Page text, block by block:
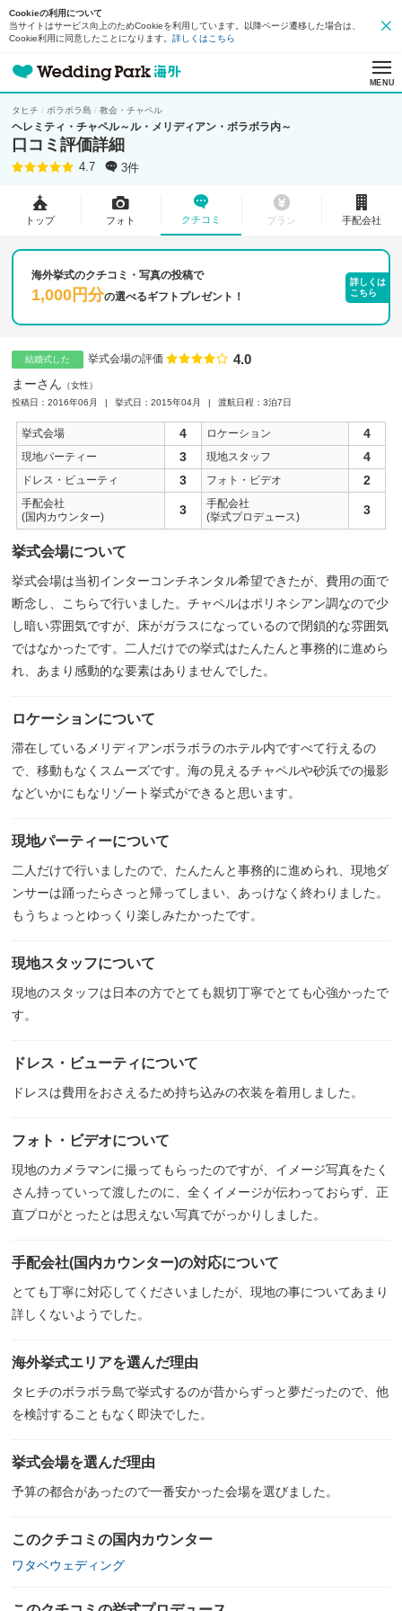
Cookieの利用について
当サイトはサービス向上のためCookieを利用しています。以降ページ遷移した場合は、
Cookie利用に同意したことになります。 詳しくはこちら
MENU
タヒチ ボラボラ島 教会・チャペル
ヘレミティ・チャペル～ル・メリディアン・ボラボラ内～
口コミ評価詳細
4.7 3件
トップ フォト クチコミ プラン 手配会社
海外挙式のクチコミ・写真の投稿で
1,000円分の選べるギフトプレゼント！
詳しくは
こちら
結婚式した 挙式会場の評価 点数
4.0
まーさん
女性
投稿日：2016年06月
挙式日：2015年04月 渡航日程：3泊7日
挙式会場 4 ロケーション 4
現地パーティー 3 現地スタッフ 4
ドレス・ビューティ 3 フォト・ビデオ 2
手配会社
(国内カウンター)
3
手配会社
(挙式プロデュース)
3
挙式会場について
挙式会場は当初インターコンチネンタル希望できたが、費用の面で
断念し、こちらで行いました。チャペルはポリネシアン調なので少
し暗い雰囲気ですが、床がガラスになっているので閉鎖的な雰囲気
ではなかったです。二人だけでの挙式はたんたんと事務的に進めら
れ、あまり感動的な要素はありませんでした。
ロケーションについて
滞在しているメリディアンボラボラのホテル内ですべて行えるの
で、移動もなくスムーズです。海の見えるチャペルや砂浜での撮影
などいかにもなリゾート挙式ができると思います。
現地パーティーについて
二人だけで行いましたので、たんたんと事務的に進められ、現地ダ
ンサーは踊ったらさっと帰ってしまい、あっけなく終わりました。
もうちょっとゆっくり楽しみたかったです。
現地スタッフについて
現地のスタッフは日本の方でとても親切丁寧でとても心強かったで
す。
ドレス・ビューティについて
ドレスは費用をおさえるため持ち込みの衣装を着用しました。
フォト・ビデオについて
現地のカメラマンに撮ってもらったのですが、イメージ写真をたく
さん持っていって渡したのに、全くイメージが伝わっておらず、正
直プロがとったとは思えない写真でがっかりしました。
手配会社(国内カウンター)の対応について
とても丁寧に対応してくださいましたが、現地の事についてあまり
詳しくないようでした。
海外挙式エリアを選んだ理由
タヒチのボラボラ島で挙式するのが昔からずっと夢だったので、他
を検討することもなく即決でした。
挙式会場を選んだ理由
予算の都合があったので一番安かった会場を選びました。
このクチコミの国内カウンター
ワタベウェディング